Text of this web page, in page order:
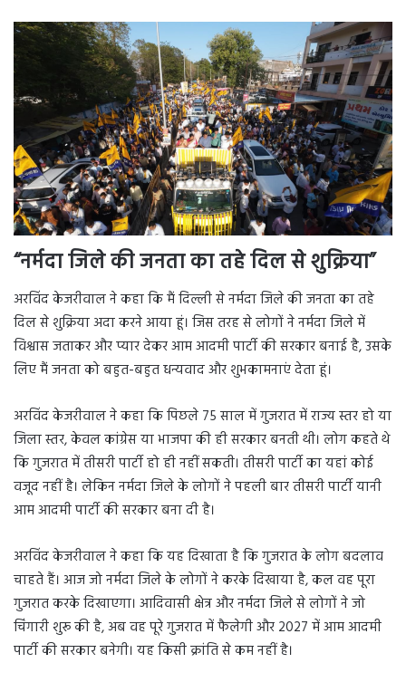
“नर्मदा जिले की जनता का तहे दिल से शुक्रिया”
अरविंद केजरीवाल ने कहा कि मैं दिल्ली से नर्मदा जिले की जनता का तहे
दिल से शुक्रिया अदा करने आया हूं। जिस तरह से लोगों ने नर्मदा जिले में
विश्वास जताकर और प्यार देकर आम आदमी पार्टी की सरकार बनाई है, उसके
लिए मैं जनता को बहुत-बहुत धन्यवाद और शुभकामनाएं देता हूं।
अरविंद केजरीवाल ने कहा कि पिछले 75 साल में गुजरात में राज्य स्तर हो या
जिला स्तर, केवल कांग्रेस या भाजपा की ही सरकार बनती थी। लोग कहते थे
कि गुजरात में तीसरी पार्टी हो ही नहीं सकती। तीसरी पार्टी का यहां कोई
वजूद नहीं है। लेकिन नर्मदा जिले के लोगों ने पहली बार तीसरी पार्टी यानी
आम आदमी पार्टी की सरकार बना दी है।
अरविंद केजरीवाल ने कहा कि यह दिखाता है कि गुजरात के लोग बदलाव
चाहते हैं। आज जो नर्मदा जिले के लोगों ने करके दिखाया है, कल वह पूरा
गुजरात करके दिखाएगा। आदिवासी क्षेत्र और नर्मदा जिले से लोगों ने जो
चिंगारी शुरू की है, अब वह पूरे गुजरात में फैलेगी और 2027 में आम आदमी
पार्टी की सरकार बनेगी। यह किसी क्रांति से कम नहीं है।